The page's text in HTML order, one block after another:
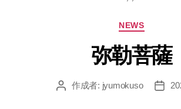
テ
ゴ
ー
NEWS
弥勒菩薩
投 作成者: jyumokuso
投